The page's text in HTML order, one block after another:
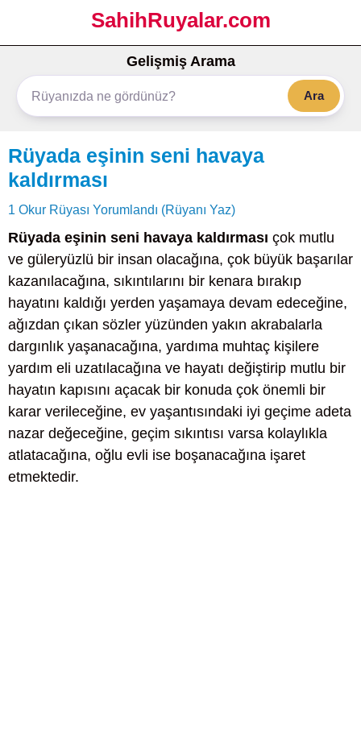
SahihRuyalar.com
Gelişmiş Arama
Ara
Rüyada eşinin seni havaya
kaldırması
1 Okur Rüyası Yorumlandı (Rüyanı Yaz)
Rüyada eşinin seni havaya kaldırması çok mutlu
ve güleryüzlü bir insan olacağına, çok büyük başarılar
kazanılacağına, sıkıntılarını bir kenara bırakıp
hayatını kaldığı yerden yaşamaya devam edeceğine,
ağızdan çıkan sözler yüzünden yakın akrabalarla
dargınlık yaşanacağına, yardıma muhtaç kişilere
yardım eli uzatılacağına ve hayatı değiştirip mutlu bir
hayatın kapısını açacak bir konuda çok önemli bir
karar verileceğine, ev yaşantısındaki iyi geçime adeta
nazar değeceğine, geçim sıkıntısı varsa kolaylıkla
atlatacağına, oğlu evli ise boşanacağına işaret
etmektedir.